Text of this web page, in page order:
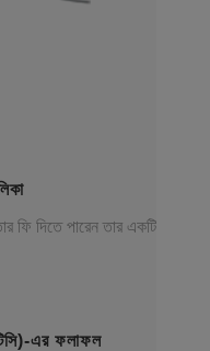
ফি দিতে পারেন তার একটি
এর ফলাফল